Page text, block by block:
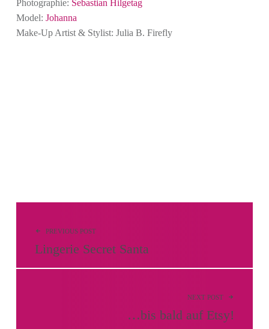
Photographie: Sebastian Hilgetag
Model: Johanna
Make-Up Artist & Stylist: Julia B. Firefly
Beitragsnavigation
PREVIOUS POST
Lingerie Secret Santa
NEXT POST
…bis bald auf Etsy!